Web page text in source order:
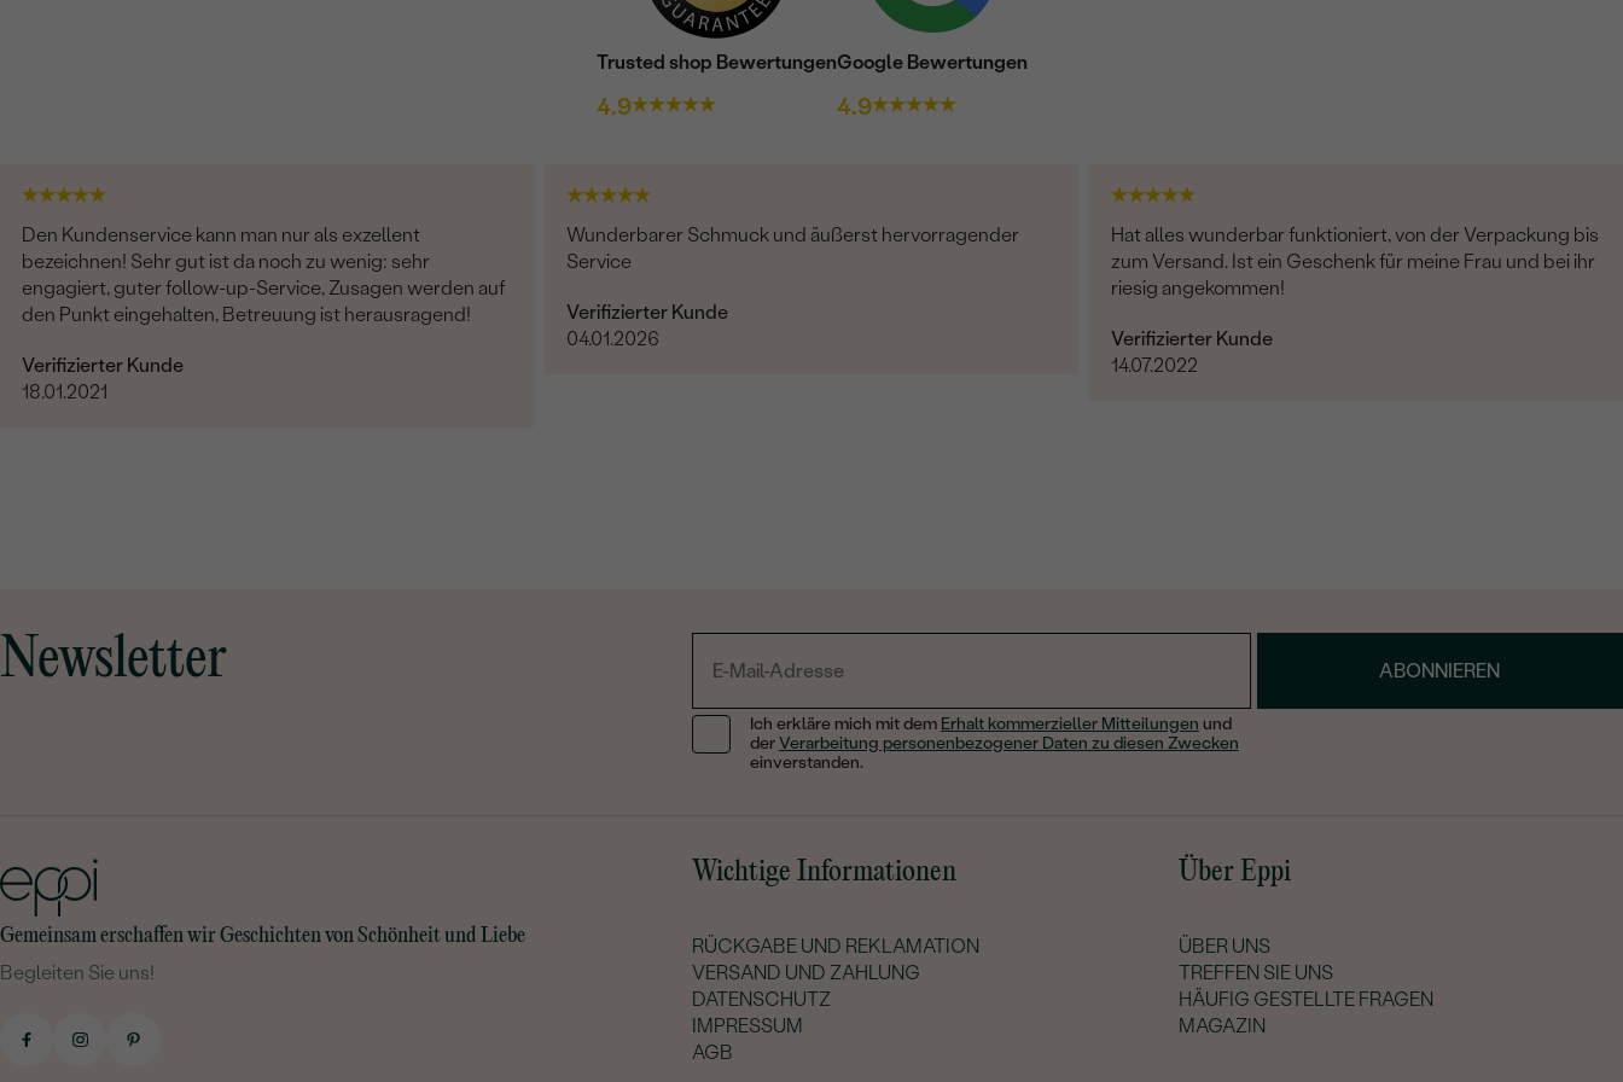
Trusted shop Bewertungen
4.9
Google Bewertungen
4.9
Den Kundenservice kann man nur als exzellent
bezeichnen! Sehr gut ist da noch zu wenig: sehr
engagiert, guter follow-up-Service, Zusagen werden auf
den Punkt eingehalten, Betreuung ist herausragend!
Verifizierter Kunde
18.01.2021
Wunderbarer Schmuck und äußerst hervorragender
Service
Verifizierter Kunde
04.01.2026
Hat alles wunderbar funktioniert, von der Verpackung bis
zum Versand. Ist ein Geschenk für meine Frau und bei ihr
riesig angekommen!
Verifizierter Kunde
14.07.2022
Newsletter ABONNIEREN
Ich erkläre mich mit dem Erhalt kommerzieller Mitteilungen und
derVerarbeitung personenbezogener Daten zu diesen Zwecken
einverstanden.
Wichtige Informationen
RÜCKGABE UND REKLAMATION
VERSAND UND ZAHLUNG
DATENSCHUTZ
IMPRESSUM
AGB
Über Eppi
ÜBER UNS
TREFFEN SIE UNS
HÄUFIG GESTELLTE FRAGEN
MAGAZIN
Gemeinsam erschaffen wir Geschichten von Schönheit und Liebe
Begleiten Sie uns!